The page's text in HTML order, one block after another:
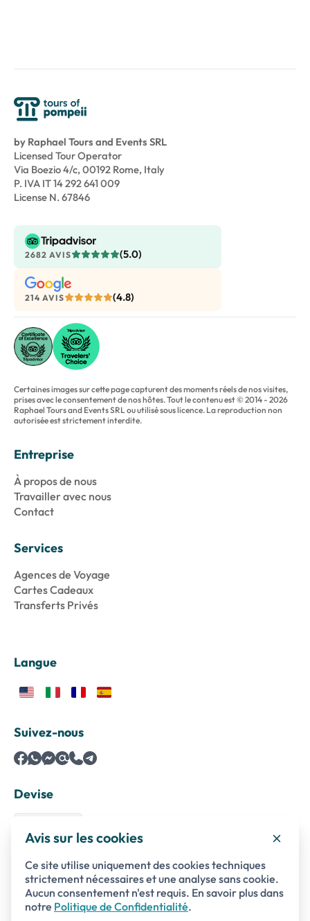
by Raphael Tours and Events SRL
Licensed Tour Operator
Via Boezio 4/c, 00192 Rome, Italy
P. IVA IT 14 292 641 009
License N. 67846
2682 AVIS (5.0)
214 AVIS (4.8)
Certaines images sur cette page capturent des moments réels de nos visites,
prises avec le consentement de nos hôtes. Tout le contenu est © 2014 - 2026
Raphael Tours and Events SRL ou utilisé sous licence. La reproduction non
autorisée est strictement interdite.
Entreprise
À propos de nous
Travailler avec nous
Contact
Services
Agences de Voyage
Cartes Cadeaux
Transferts Privés
Langue
Suivez-nous
Devise
Paiements sécurisés avec
Avis sur les cookies
Ce site utilise uniquement des cookies techniques
strictement nécessaires et une analyse sans cookie.
Aucun consentement n'est requis. En savoir plus dans
notre Politique de Confidentialité.